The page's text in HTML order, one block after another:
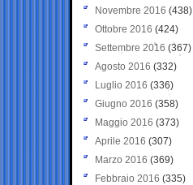
Novembre 2016 (438)
Ottobre 2016 (424)
Settembre 2016 (367)
Agosto 2016 (332)
Luglio 2016 (336)
Giugno 2016 (358)
Maggio 2016 (373)
Aprile 2016 (307)
Marzo 2016 (369)
Febbraio 2016 (335)